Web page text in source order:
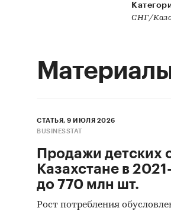
СНГ/
СТАТЬЯ, 9 ИЮЛЯ 2026
BUSINESSTAT
Продажи детских
Казахстане в
до 770 млн шт.
Рост потребления